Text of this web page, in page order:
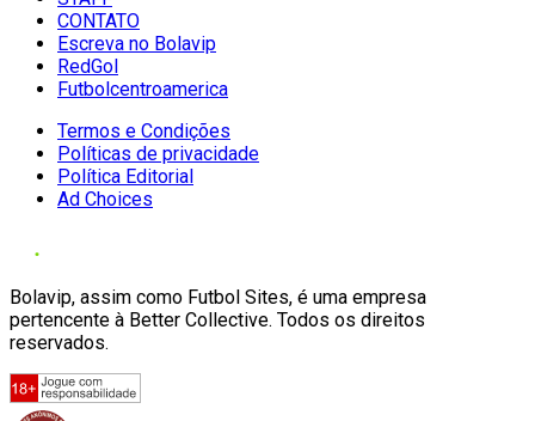
CONTATO
Escreva no Bolavip
RedGol
Futbolcentroamerica
Termos e Condições
Políticas de privacidade
Política Editorial
Ad Choices
Bolavip, assim como Futbol Sites, é uma empresa
pertencente à Better Collective. Todos os direitos
reservados.